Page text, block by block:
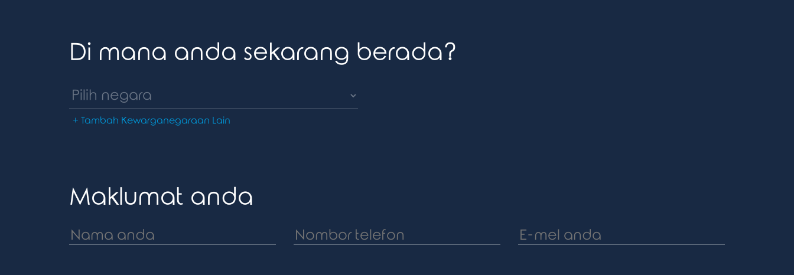
Di mana anda sekarang berada?
+ Tambah Kewarganegaraan Lain
Maklumat anda